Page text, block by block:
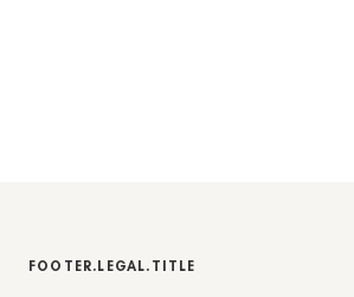
FOOTER.LEGAL.TITLE